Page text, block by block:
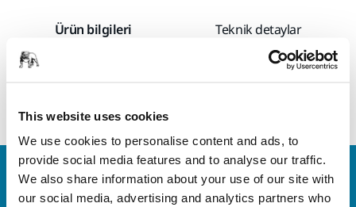
This website uses cookies
We use cookies to personalise content and ads, to
provide social media features and to analyse our traffic.
We also share information about your use of our site with
our social media, advertising and analytics partners who
Ürün bilgileri Teknik detaylar
Bize Ulaşın
Daha fazla bilgi edinmek ister misiniz? Lütfen bizimle